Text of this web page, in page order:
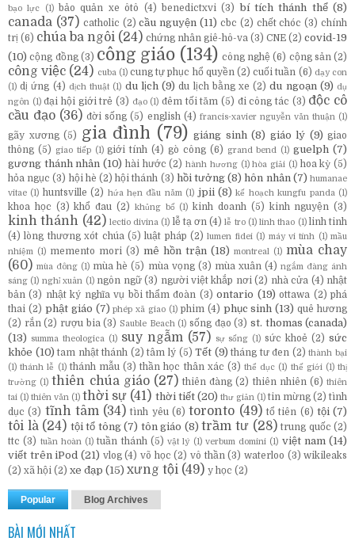
bạo lực (1) bảo quản xe ôtô (4) benedictxvi (3) bí tích thánh thể (8)
canada (37) catholic (2) cầu nguyện (11) cbc (2) chết chóc (3) chính
trị (6) chúa ba ngôi (24) chứng nhân giê-hô-va (3) CNE (2) covid-19
(10) cộng đồng (3) công giáo (134) công nghệ (6) cộng sản (2)
công việc (24) cuba (1) cung tự phục hổ quyền (2) cuối tuần (6) dạy con
(1) dị ứng (4) dịch thuật (1) du lịch (9) du lịch bằng xe (2) du ngoạn (9) dụ
ngôn (1) đại hội giới trẻ (3) đạo (1) đêm tối tăm (5) đi công tác (3) độc cô
cầu đạo (36) đời sống (5) english (4) francis-xavier nguyễn văn thuận (1)
gãy xương (5) gia đình (79) giáng sinh (8) giáo lý (9) giao
thông (5) giao tiếp (1) giới tính (4) gò công (6) grand bend (1) guelph (7)
gương thánh nhân (10) hài hước (2) hành hương (1) hòa giải (1) hoa kỳ (5)
hỏa ngục (3) hội hè (2) hội thánh (3) hồi tưởng (8) hôn nhân (7) humanae
vitae (1) huntsville (2) hứa hẹn đầu năm (1) jpii (8) kế hoạch kungfu panda (1)
khoa học (3) khổ đau (2) khủng bố (1) kinh doanh (5) kinh nguyện (3)
kinh thánh (42) lectio divina (1) lễ tạ ơn (4) lễ tro (1) linh thao (1) linh tinh
(4) lòng thương xót chúa (5) luật pháp (2) lumen fidei (1) máy vi tính (1) mầu
nhiệm
(1) memento mori (3) mê hồn trận (18) montreal (1) mùa chay
(60) mùa đông (1) mùa hè (5) mùa vọng (3) mùa xuân (4) ngắm đàng ánh
sáng (1) nghỉ xuân (1) ngôn ngữ (3) người việt khắp nơi (2) nhà cửa (4) nhật
bản (3) nhật ký nghĩa vụ bồi thẩm đoàn (3) ontario (19) ottawa (2) phá
thai (2) phật giáo (7) phép xã giao (1) phim (4) phục sinh (13) quê hương
(2) rắn (2) rượu bia (3) Sauble Beach (1) sống đạo (3) st. thomas (canada)
(13)
summa theologica (1) suy ngẫm (57) sự sống (1) sức khoẻ (2) sức
khỏe (10) tam nhật thánh (2) tâm lý (5) Tết (9) tháng tư đen (2) thành bại
(1) thánh lễ (1) thánh mẫu (3) thần học thân xác (3) thể dục (1) thế giới (1) thị
trường (1) thiên chúa giáo (27) thiên đàng (2) thiên nhiên (6) thiên
tai (1) thiên văn (1) thời sự (41) thời tiết (20) thư giản (1) tin mừng (2) tình
dục (3) tĩnh tâm (34) tình yêu (6) toronto (49) tổ tiên (6) tội (7)
tôi là (24) tội tổ tông (7) tôn giáo (8) trầm tư (28) trung quốc (2)
ttc (3) tuần hoàn (1) tuần thánh (5) vật lý (1) verbum domini (1) việt nam (14)
viết trên iPod (21) vlog (4) võ học (2) vô thần (3) waterloo (3) wikileaks
(2) xã hội (2) xe đạp (15) xưng tội (49) y học (2)
Popular Blog Archives
BÀI MỚI NHẤT